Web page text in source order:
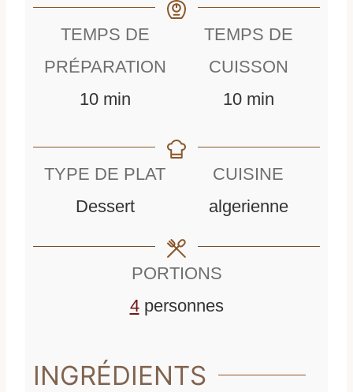
TEMPS DE
PRÉPARATION
10mmin
TEMPS DE
CUISSON
10m
u
min
TYPE DE PLAT
Dessert
CUISINE
algerienne
PORTIONS
4 personnes
INGRÉDIENTS